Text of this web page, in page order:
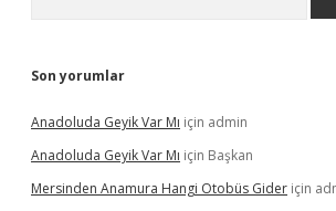
Son yorumlar
Anadoluda Geyik Var Mı için admin
Anadoluda Geyik Var Mı için Başkan
Mersinden Anamura Hangi Otobüs Gider için